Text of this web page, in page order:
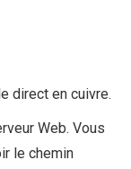
direct en cuivre.
Web. Vous
le chemin